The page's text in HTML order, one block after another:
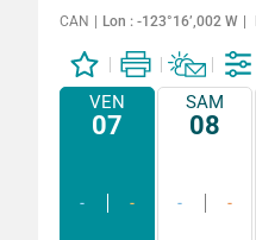
CAN Lon : -123°16’,002 W
VEN
07
- -
SAM
08
- -